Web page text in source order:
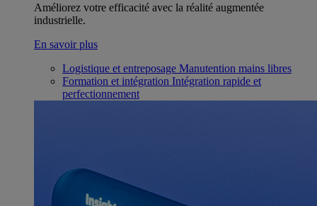
Améliorez votre efficacité avec la réalité augmentée
industrielle.
En savoir plus
Logistique et entreposage Manutention mains libres
Formation et intégration Intégration rapide et
perfectionnement